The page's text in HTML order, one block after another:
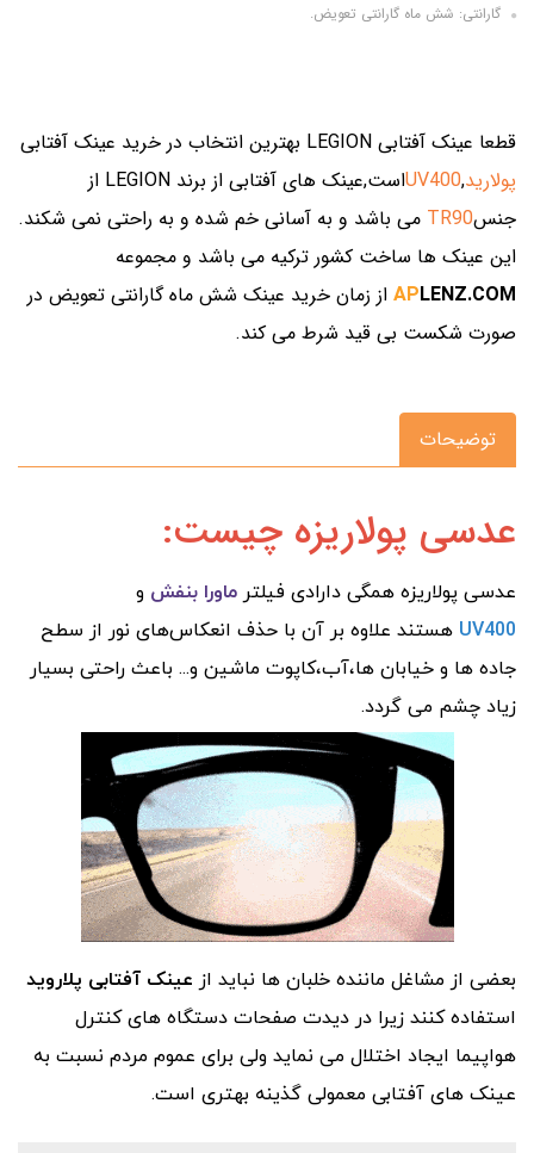
گارانتی: شش ماه گارانتی تعویض.
قطعا عینک آفتابی LEGION بهترین انتخاب در خرید عینک آفتابی
پولارید,
UV400
است,عینک های آفتابی از برند LEGION از
جنسTR90 می باشد و به آسانی خم شده و به راحتی نمی شکند.
این عینک ها ساخت کشور ترکیه می باشد و مجموعه
APLENZ.COM
از زمان خرید عینک شش ماه گارانتی تعویض در
صورت شکست بی قید شرط می کند.
توضیحات
عدسی پولاریزه چیست:
عدسی پولاریزه همگی دارادی فیلتر ماورا بنفش و
UV400 هستند علاوه بر آن با حذف انعکاس‌های نور از سطح
جاده ها و خیابان ها،آب،کاپوت ماشین و... باعث راحتی بسیار
زیاد چشم می گردد.
بعضی از مشاغل ماننده خلبان ها نباید از عینک آفتابی پلاروید
استفاده کنند زیرا در دیدت صفحات دستگاه های کنترل
هواپیما ایجاد اختلال می نماید ولی برای عموم مردم نسبت به
عینک های آفتابی معمولی گذینه بهتری است.